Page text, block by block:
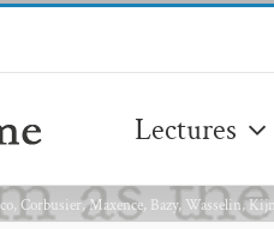
Lectures
Corbusier, Maxence, Bazy, Wasselin,